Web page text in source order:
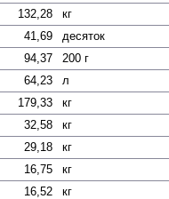
132,28
кг
41,69
десяток
94,37
200 г
64,23
л
179,33
кг
32,58
кг
29,18
кг
16,75
кг
16,52
кг